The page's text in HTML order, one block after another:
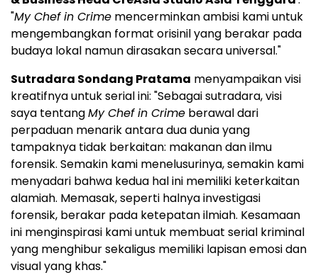
"My Chef in Crime mencerminkan ambisi kami untuk
mengembangkan format orisinil yang berakar pada
budaya lokal namun dirasakan secara universal."
Sutradara Sondang Pratama menyampaikan visi
kreatifnya untuk serial ini: "Sebagai sutradara, visi
saya tentangMy Chef in Crime berawal dari
perpaduan menarik antara dua dunia yang
tampaknya tidak berkaitan: makanan dan ilmu
forensik. Semakin kami menelusurinya, semakin kami
menyadari bahwa kedua hal ini memiliki keterkaitan
alamiah. Memasak, seperti halnya investigasi
forensik, berakar pada ketepatan ilmiah. Kesamaan
ini menginspirasi kami untuk membuat serial kriminal
yang menghibur sekaligus memiliki lapisan emosi dan
visual yang khas."